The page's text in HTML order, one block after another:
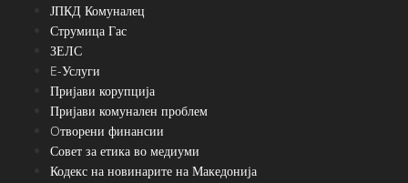
ЈПКД Комуналец
Струмица Гас
ЗЕЛС
E-Услуги
Пријави корупција
Пријави комунален проблем
Oтворени финансии
Совет за етика во медиуми
Кодекс на новинарите на Македонија